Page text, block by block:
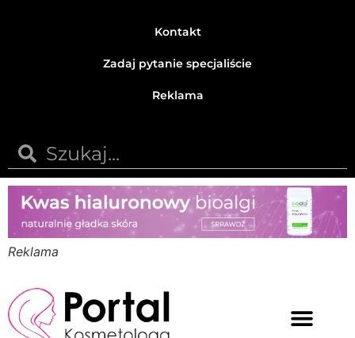
Kontakt
Zadaj pytanie specjaliście
Reklama
Reklama